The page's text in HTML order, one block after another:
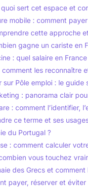
sert cet espace et
mobile : comment
cette approche
gagne un cariste en
: quel salaire en France
les reconnaître
sur Pôle emploi : le guide
: panorama clair
: comment l’identifier,
ce terme et ses
du Portugal ?
: comment calculer
vous touchez
des Grecs et comment
payer, réserver et éviter